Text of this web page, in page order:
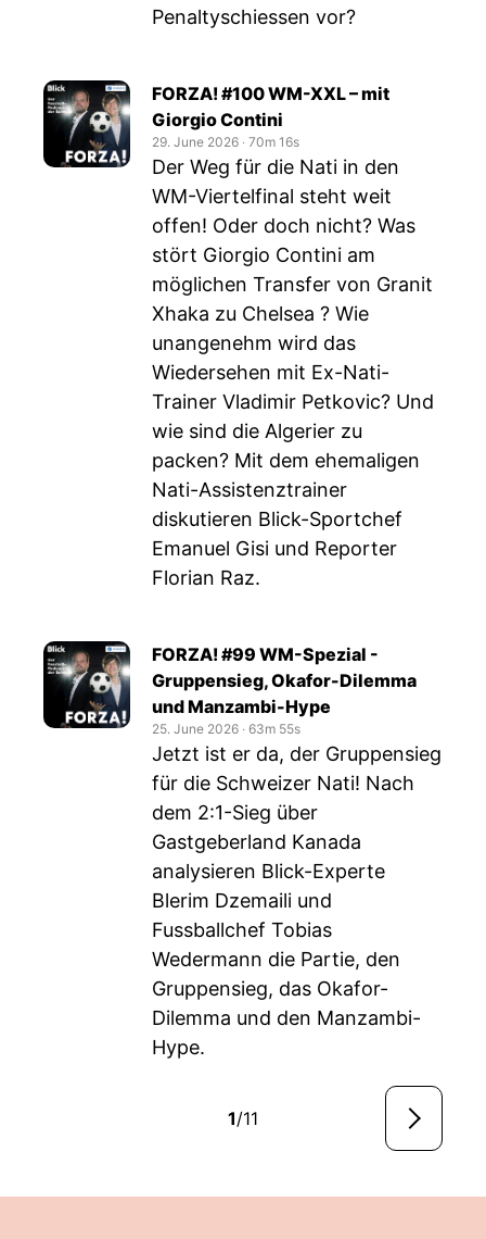
Penaltyschiessen vor?
FORZA! #100 WM-XXL – mit
Giorgio Contini
29. June 2026 ‧ 70m 16s
Der Weg für die Nati in den
WM-Viertelfinal steht weit
offen! Oder doch nicht? Was
stört Giorgio Contini am
möglichen Transfer von Granit
Xhaka zu Chelsea ? Wie
unangenehm wird das
Wiedersehen mit Ex-Nati-
Trainer Vladimir Petkovic? Und
wie sind die Algerier zu
packen? Mit dem ehemaligen
Nati-Assistenztrainer
diskutieren Blick-Sportchef
Emanuel Gisi und Reporter
Florian Raz.
FORZA! #99 WM-Spezial -
Gruppensieg, Okafor-Dilemma
und Manzambi-Hype
25. June 2026 ‧ 63m 55s
Jetzt ist er da, der Gruppensieg
für die Schweizer Nati! Nach
dem 2:1-Sieg über
Gastgeberland Kanada
analysieren Blick-Experte
Blerim Dzemaili und
Fussballchef Tobias
Wedermann die Partie, den
Gruppensieg, das Okafor-
Dilemma und den Manzambi-
Hype.
1/11